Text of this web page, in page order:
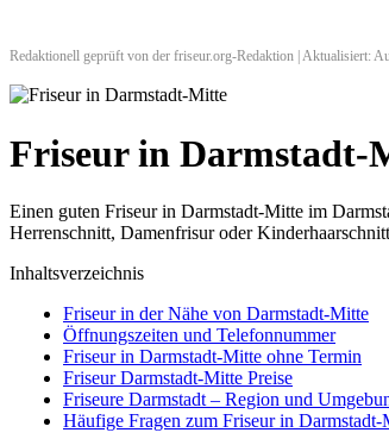
Redaktionell geprüft von der friseur.org-Redaktion | Aktualisiert:
Friseur in Darmstadt-
Einen guten Friseur in Darmstadt-Mitte im
Herrenschnitt, Damenfrisur oder
Inhaltsverzeichnis
Friseur in der Nähe von Darmstadt-Mitte
Öffnungszeiten und Telefonnummer
Friseur in Darmstadt-Mitte ohne Termin
Friseur Darmstadt-Mitte Preise
Friseure Darmstadt – Region und
Häufige Fragen zum Friseur in Darmstadt-